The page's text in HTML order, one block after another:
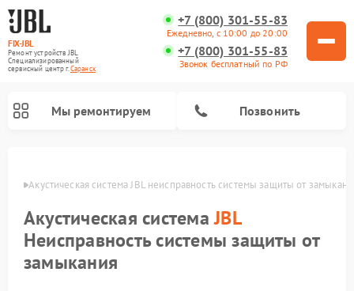
FIX-JBL
Ремонт устройств JBL
Специализированный
cервисный центр г.Саранск
+7 (800) 301-55-83
Ежедневно, с 10:00 до 20:00
+7 (800) 301-55-83
Звонок бесплатный по РФ
Мы ремонтируем Позвонить
Акустическая система JBL неисправность системы защиты от
Акустическая системаJBL
Неисправность системы защиты от
замыкания